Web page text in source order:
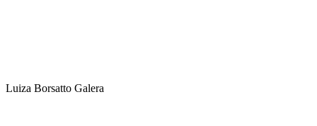
Luiza Borsatto Galera